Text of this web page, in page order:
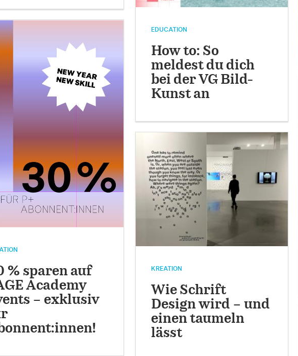
EDUCATION
How to: So
meldest du dich
bei der VG Bild-
Kunst an
% sparen auf
Academy
– exklusiv
KREATION
Wie Schrift
Design wird – und
einen taumeln
lässt